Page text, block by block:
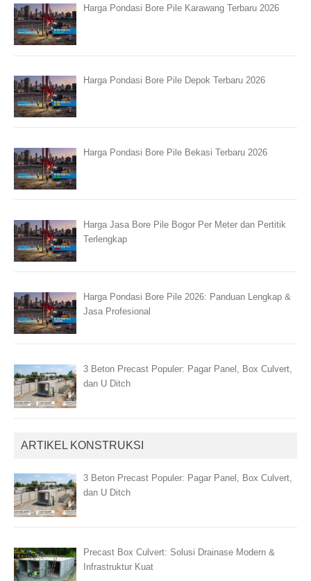
Harga Pondasi Bore Pile Karawang Terbaru 2026
Harga Pondasi Bore Pile Depok Terbaru 2026
Harga Pondasi Bore Pile Bekasi Terbaru 2026
Harga Jasa Bore Pile Bogor Per Meter dan Pertitik
Terlengkap
Harga Pondasi Bore Pile 2026: Panduan Lengkap &
Jasa Profesional
3 Beton Precast Populer: Pagar Panel, Box Culvert,
dan U Ditch
ARTIKEL KONSTRUKSI
3 Beton Precast Populer: Pagar Panel, Box Culvert,
dan U Ditch
Precast Box Culvert: Solusi Drainase Modern &
Infrastruktur Kuat